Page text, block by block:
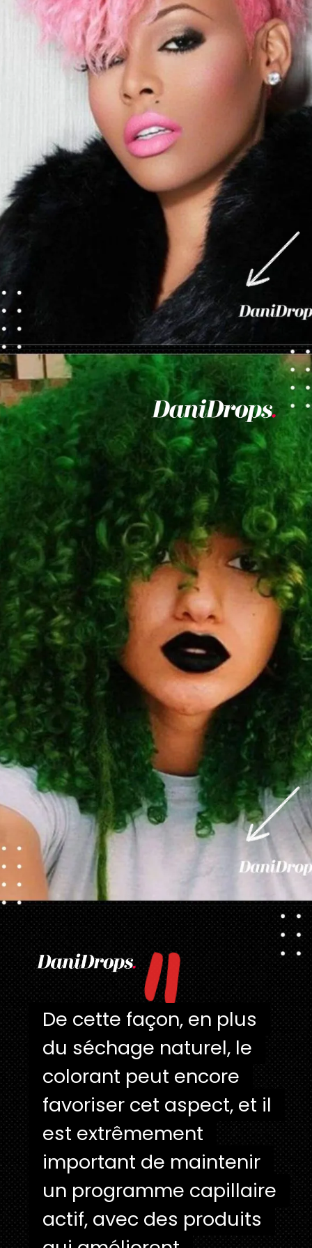
Ouverture https://danidrops.com.br/fr/couleurs-de-cheveux-pour-les-femmes-noires-2023/
Ouverture "
De cette façon, en plus
du séchage naturel, le
colorant peut encore
favoriser cet aspect, et il
est extrêmement
important de maintenir
un programme capillaire
actif, avec des produits
De cette façon, en plus
du séchage naturel, le
colorant peut encore
favoriser cet aspect, et il
est extrêmement
important de maintenir
un programme capillaire
actif, avec des produits